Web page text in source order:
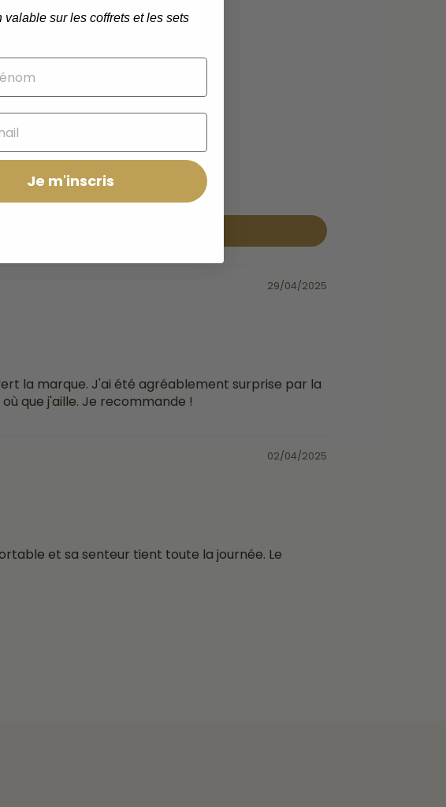
29/04/2025
la marque. J'ai été agréablement surprise par la
que j'aille. Je recommande !
02/04/2025
et sa senteur tient toute la journée. Le
valable sur les coffrets et les sets
Je m'inscris